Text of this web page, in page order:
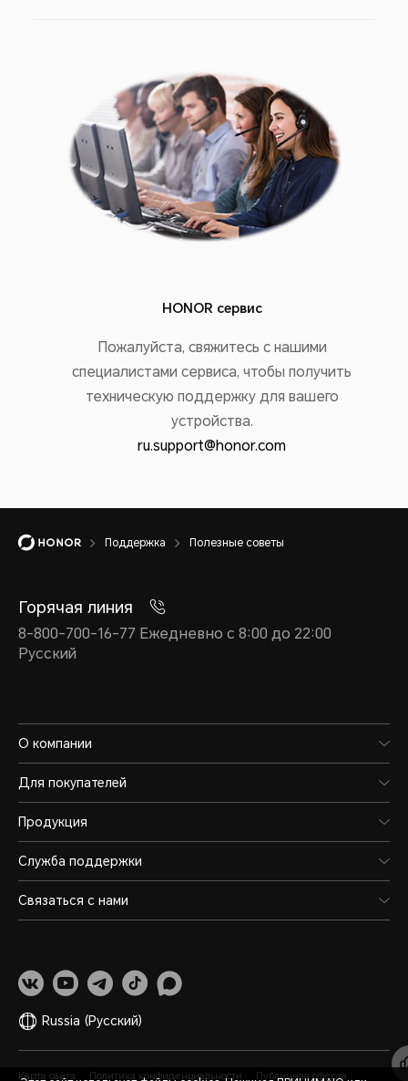
HONOR сервис
Пожалуйста, свяжитесь с нашими
специалистами сервиса, чтобы получить
техническую поддержку для вашего
устройства.
ru.support@honor.com
Поддержка Полезные советы
Горячая линия
8-800-700-16-77 Ежедневно с 8:00 до 22:00
Русский
О компании
Для покупателей
Продукция
Служба поддержки
Связаться с нами
Russia (Pусский)
Карта сайта Политика конфиденциальности Публичная оферта